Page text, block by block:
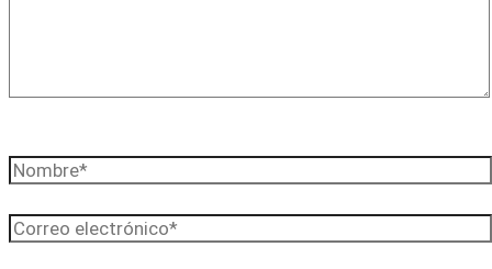
Nombre*
Correo
electrónico*